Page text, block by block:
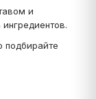
и
подбирайте